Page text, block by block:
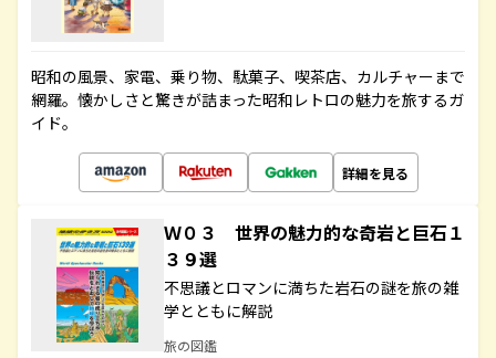
昭和の風景、家電、乗り物、駄菓子、喫茶店、カルチャーまで
網羅。懐かしさと驚きが詰まった昭和レトロの魅力を旅するガ
イド。
詳細を見る
Ｗ０３ 世界の魅力的な奇岩と巨石１
３９選
不思議とロマンに満ちた岩石の謎を旅の雑
学とともに解説
旅の図鑑